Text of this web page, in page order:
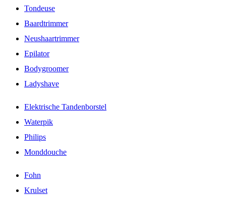
Tondeuse
Baardtrimmer
Neushaartrimmer
Epilator
Bodygroomer
Ladyshave
Elektrische Tandenborstel
Waterpik
Philips
Monddouche
Fohn
Krulset